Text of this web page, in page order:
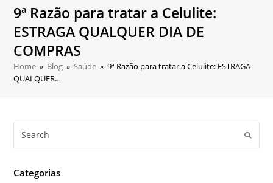
9ª Razão para tratar a Celulite:
ESTRAGA QUALQUER DIA DE
COMPRAS
Home » Blog » Saúde » 9ª Razão para tratar a Celulite: ESTRAGA
QUALQUER…
Categorias